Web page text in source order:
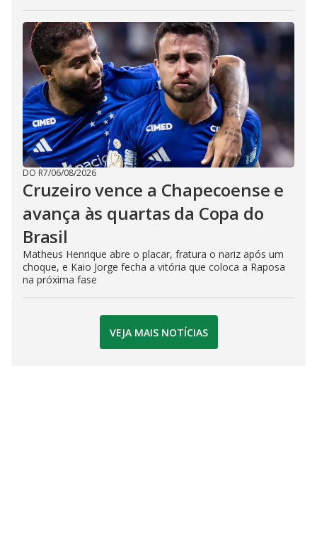
DO R7/06/08/2026
Cruzeiro vence a Chapecoense e
avança às quartas da Copa do
Brasil
Matheus Henrique abre o placar, fratura o nariz após um
choque, e Kaio Jorge fecha a vitória que coloca a Raposa
na próxima fase
VEJA MAIS NOTÍCIAS